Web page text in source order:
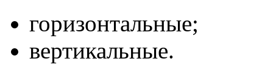
горизонтальные;
вертикальные.